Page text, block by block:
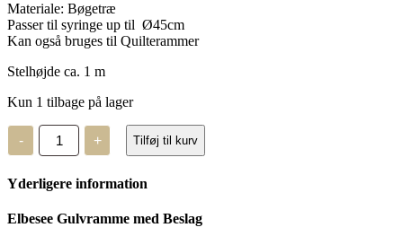
Materiale: Bøgetræ
Passer til syringe up til Ø45cm
Kan også bruges til Quilterammer
Stelhøjde ca. 1 m
Kun 1 tilbage på lager
-
Elbesee
Posilock
Gulvramme
antal
+ Tilføj til kurv
Yderligere information
Elbesee Gulvramme med Beslag